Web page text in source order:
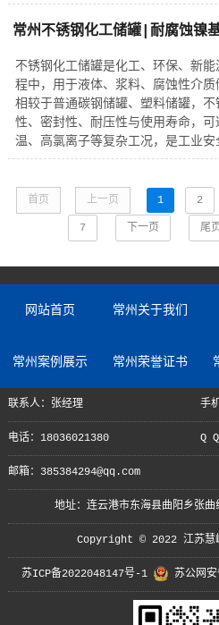
常州不锈钢化工储罐|耐腐蚀镍
不锈钢化工储罐是化工、环保、新
程中，用于液体、浆料、腐蚀性介质
相较于普通碳钢储罐、塑料储罐，
性、密封性、耐压性与使用寿命，
温、高氯离子等复杂工况，是工业
首页 上一页 1 2
7 下一页 尾
网站首页 常州关于我们
常州案例展示 常州荣誉证书
联系人：张经理 手
电话：18036021380 Q
邮箱：385384294@qq.com
地址：连云港市东海县曲阳乡张
Copyright © 2022 江苏慧
苏ICP备2022048147号-1 苏公网